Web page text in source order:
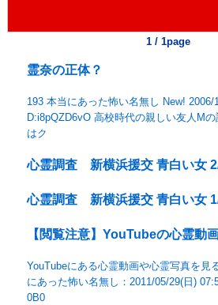
1 / 1page
霊奈の正体？
193 本当にあった怖い名無し New! 2006/
D:i8pQZD6vO 高校時代の親しい友人M
はク
心霊調査 新横浜援交 青白い女
心霊調査 新横浜援交 青白い女
【閲覧注意】YouTubeの心霊動
YouTubeにある心霊動画や心霊写真を見
にあった怖い名無し：2011/05/29(日)
0B0